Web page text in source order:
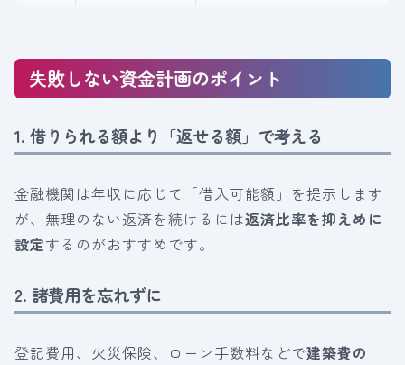
失敗しない資金計画のポイント
1. 借りられる額より「返せる額」で考える
金融機関は年収に応じて「借入可能額」を提示します
が、無理のない返済を続けるには返済比率を抑えめに
設定するのがおすすめです。
2. 諸費用を忘れずに
登記費用、火災保険、ローン手数料などで建築費の